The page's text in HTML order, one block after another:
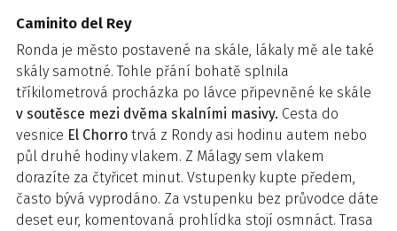
Caminito del Rey
Ronda je město postavené na skále, lákaly mě ale také
skály samotné. Tohle přání bohatě splnila
tříkilometrová procházka po lávce připevněné ke skále
v soutěsce mezi dvěma skalními masivy. Cesta do
vesnice El Chorro trvá z Rondy asi hodinu autem nebo
půl druhé hodiny vlakem. Z Málagy sem vlakem
dorazíte za čtyřicet minut. Vstupenky kupte předem,
často bývá vyprodáno. Za vstupenku bez průvodce dáte
deset eur, komentovaná prohlídka stojí osmnáct. Trasa